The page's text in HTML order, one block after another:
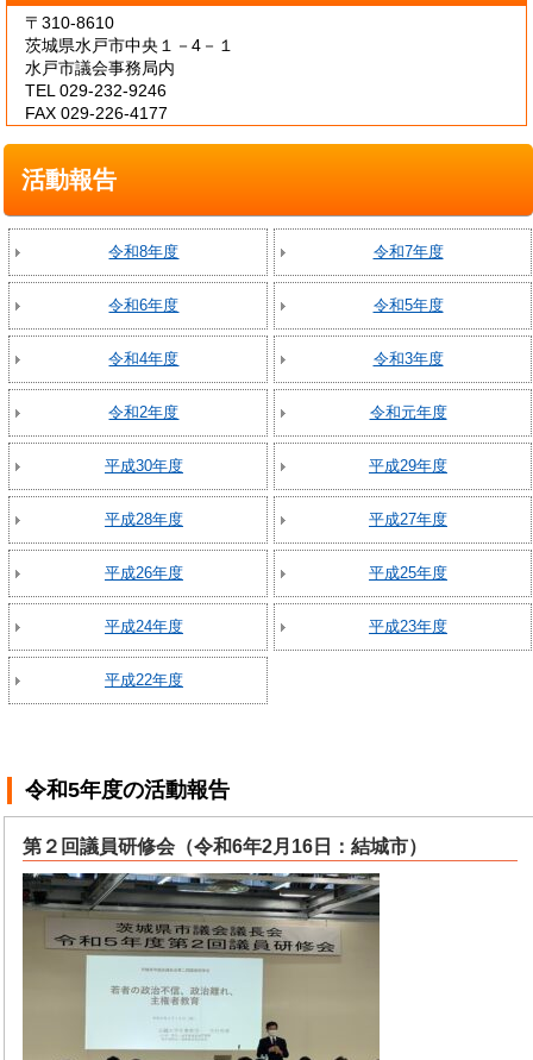
〒310-8610
茨城県水戸市中央１－4－１
水戸市議会事務局内
TEL 029-232-9246
FAX 029-226-4177
活動報告
令和8年度 令和7年度
令和6年度 令和5年度
令和4年度 令和3年度
令和2年度 令和元年度
平成30年度 平成29年度
平成28年度 平成27年度
平成26年度 平成25年度
平成24年度 平成23年度
平成22年度
令和5年度の活動報告
第２回議員研修会（令和6年2月16日：結城市）